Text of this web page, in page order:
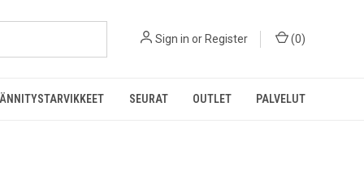
Sign in orRegister (0)
SEURAT OUTLET PALVELUT